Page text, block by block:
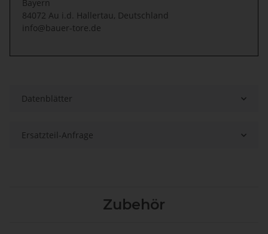
Bayern
84072 Au i.d. Hallertau, Deutschland
info@bauer-tore.de
Datenblätter
Ersatzteil-Anfrage
Zubehör